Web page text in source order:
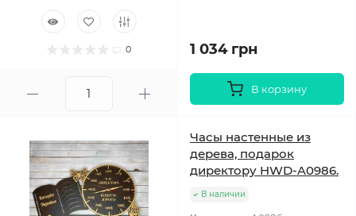
0 1 034 грн
В корзину
Часы настенные из
дерева, подарок
директору HWD-A0986.
В наличии